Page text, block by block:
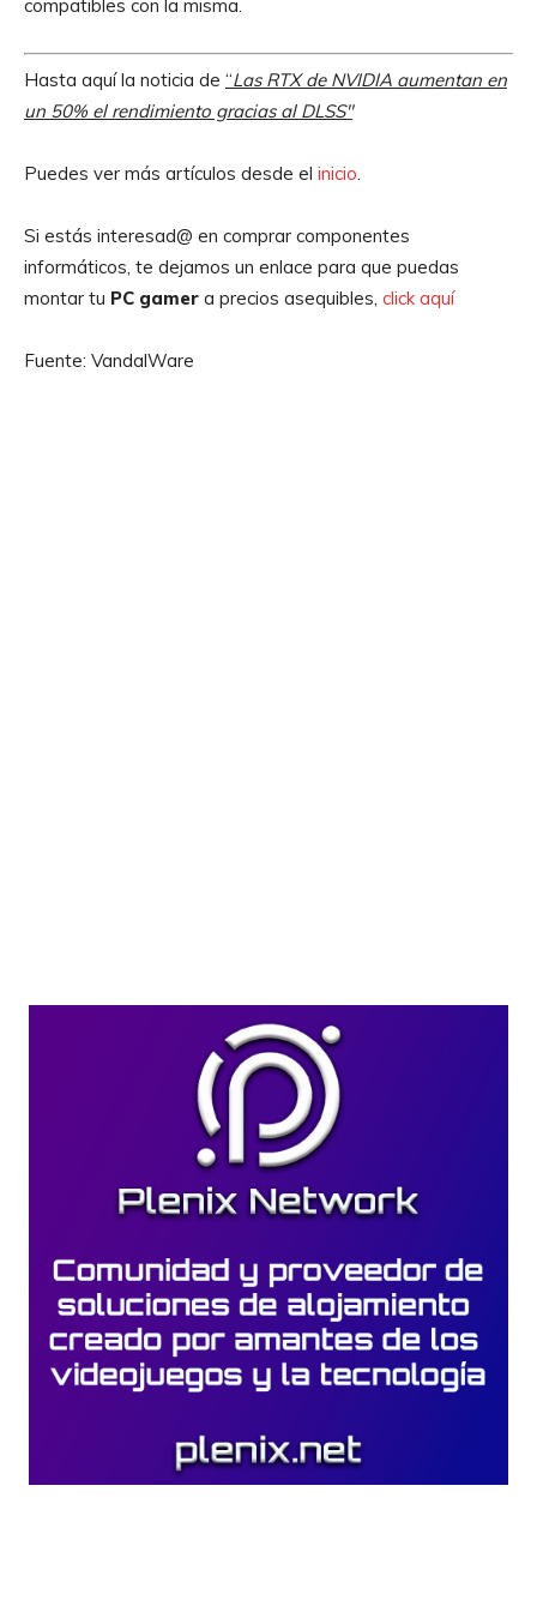
compatibles con la misma.
Hasta aquí la noticia de “Las RTX de NVIDIA aumentan en
un 50% el rendimiento gracias al DLSS″
Puedes ver más artículos desde el inicio
Si estás interesad@ en comprar componentes
informáticos, te dejamos un enlace para que puedas
montar tu PC gamer a precios asequibles, click aquí
Fuente: VandalWare